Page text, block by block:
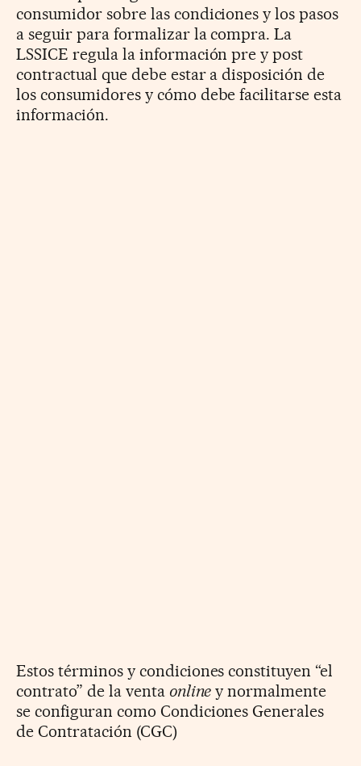
consumidor sobre las condiciones y los pasos
a seguir para formalizar la compra. La
LSSICE regula la información pre y post
contractual que debe estar a disposición de
los consumidores y cómo debe facilitarse esta
información.
Estos términos y condiciones constituyen “el
contrato” de la venta online y normalmente
se configuran como Condiciones Generales
de Contratación (CGC)